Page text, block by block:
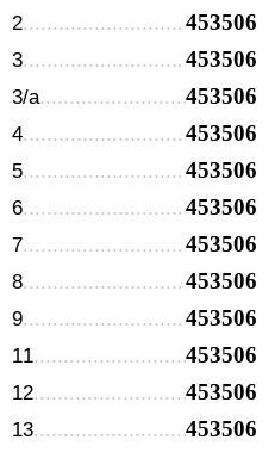
2 453506
3 453506
3/а 453506
4 453506
5 453506
6 453506
7 453506
8 453506
9 453506
11 453506
12 453506
13 453506